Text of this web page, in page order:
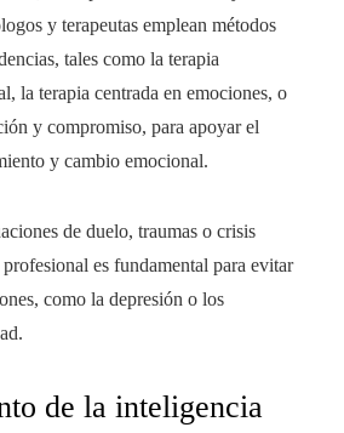
y terapeutas emplean métodos
tales como la terapia
la terapia centrada en emociones, o
y compromiso, para apoyar el
y cambio emocional.
de duelo, traumas o crisis
es fundamental para evitar
como la depresión o los
de la inteligencia